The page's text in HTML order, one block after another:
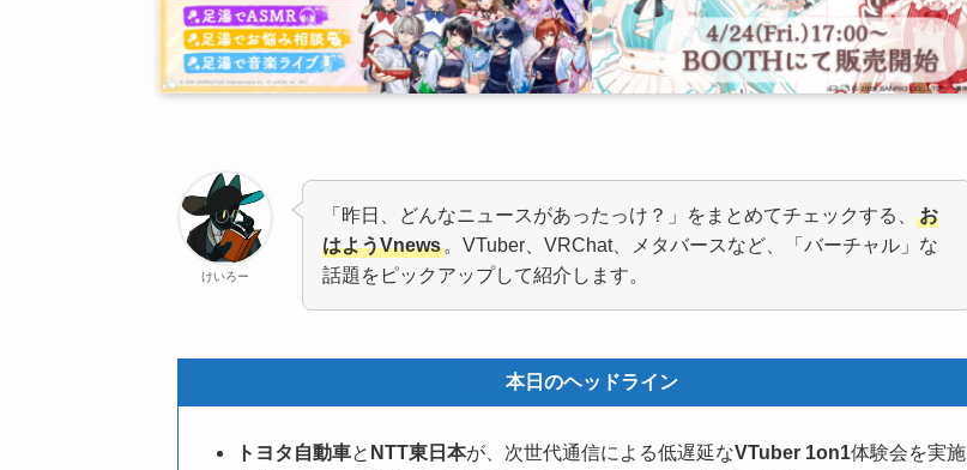
けいろー
「昨日、どんなニュースがあったっけ？」をまとめてチェックする、
お
はようVnews 。VTuber、VRChat、メタバースなど、「バーチャル」な
話題をピックアップして紹介します。
本日のヘッドライン
トヨタ自動車と NTT東日本が、次世代通信による低遅延なVTuber 1on1体験会を実施